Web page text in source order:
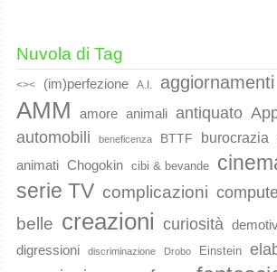
Nuvola di Tag
<>< (im)perfezione A.I. aggiornamenti
AMM amore animali antiquato
automobili beneficenza BTTF burocrazia
animati Chogokin cibi & bevande
serie TV complicazioni
belle creazioni curiosità
digressioni
discriminazione Drobo Einstein